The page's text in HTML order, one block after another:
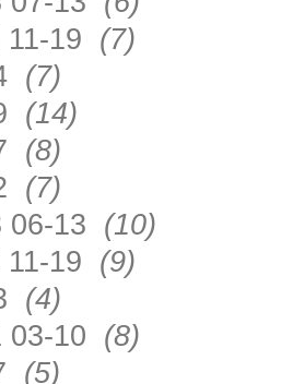
11-19 (7)
(7)
(14)
(8)
(7)
06-13 (10)
11-19 (9)
(4)
03-10 (8)
(5)